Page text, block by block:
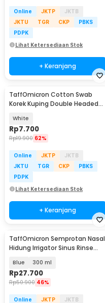
Online JKTP
JKTB
JKTU
TGR CKP
PBKS
PDPK
Lihat Ketersediaan Stok
+ Keranjang
TaffOmicron Cotton Swab
Korek Kuping Double Headed
White
Rp7.700
Rp19.900 62%
Online JKTP
JKTB
JKTU
TGR CKP
PBKS
PDPK
Lihat Ketersediaan Stok
+ Keranjang
TaffOmicron Semprotan Nasal
Hidung Irrigator Sinus Rinse
Blue 300 ml
Rp27.700
Rp50.900 46%
Online JKTP
JKTB